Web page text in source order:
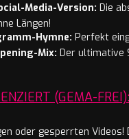
Media-Version: Die
Längen!
Hymne: Perfekt
Mix: Der ultimative
(GEMA-FREI):
oder gesperrten Videos!